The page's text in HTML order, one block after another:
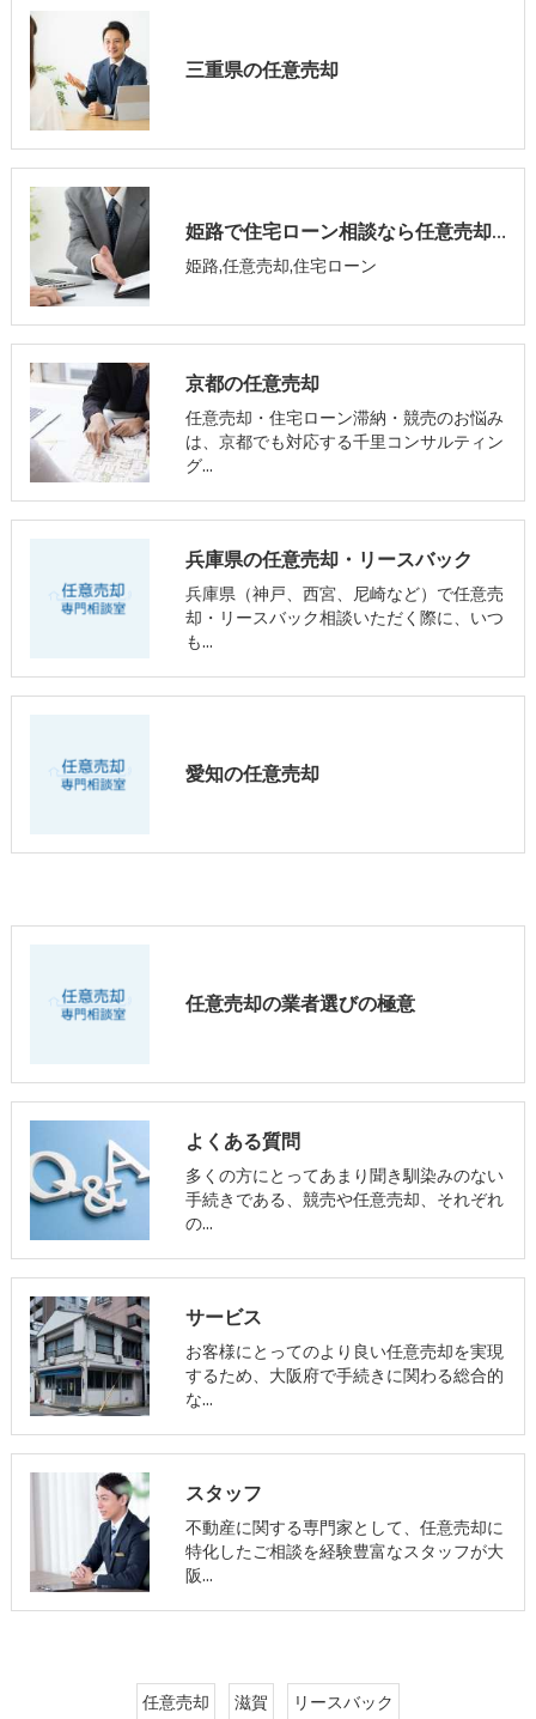
三重県の任意売却
姫路で住宅ローン相談なら任意売却専門の千里コンサルティングオフィス
姫路,任意売却,住宅ローン
京都の任意売却
任意売却・住宅ローン滞納・競売のお悩み
は、京都でも対応する千里コンサルティン
グ…
兵庫県の任意売却・リースバック
兵庫県（神戸、西宮、尼崎など）で任意売
却・リースバック相談いただく際に、いつ
も…
愛知の任意売却
任意売却の業者選びの極意
よくある質問
多くの方にとってあまり聞き馴染みのない
手続きである、競売や任意売却、それぞれ
の…
サービス
お客様にとってのより良い任意売却を実現
するため、大阪府で手続きに関わる総合的
な…
スタッフ
不動産に関する専門家として、任意売却に
特化したご相談を経験豊富なスタッフが大
阪…
任意売却 滋賀 リースバック